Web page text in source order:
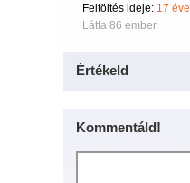
Feltöltés ideje: 17 éve
Látta 86 ember.
Értékeld
Kommentáld!